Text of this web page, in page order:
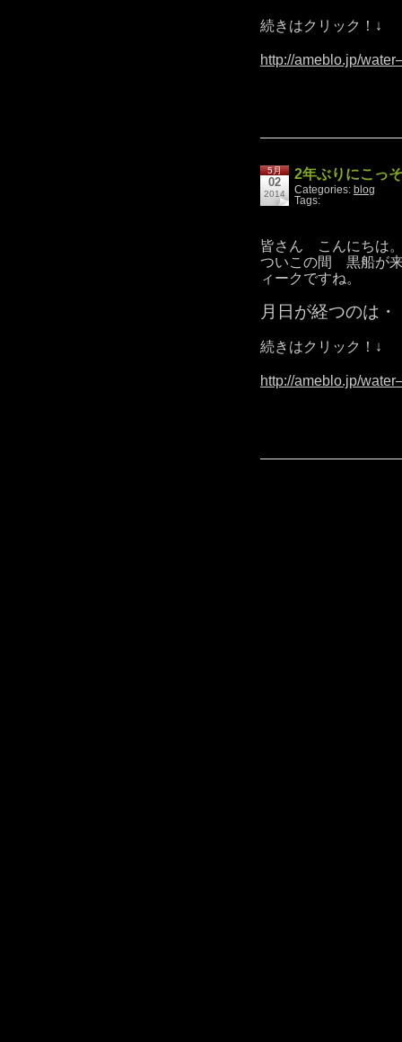
続きはクリック！↓
http://ameblo.jp/
5月
02
2014
2年ぶりにこっ
Categories: blog
Tags:
皆さん こんにちは
ついこの間 黒船が
ィークですね。
月日が経つのは・
続きはクリック！↓
http://ameblo.jp/